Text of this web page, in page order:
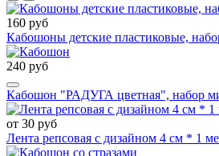
160 руб
Кабошоны детские пластиковые,
240 руб
Кабошон "РАДУГА цветная", набор
от 30 руб
Лента репсовая с дизайном 4 см * 1